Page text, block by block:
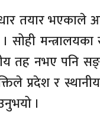
तयार भएकाले
सोही
तह नभए पनि
प्रदेश र स्थानीय
।